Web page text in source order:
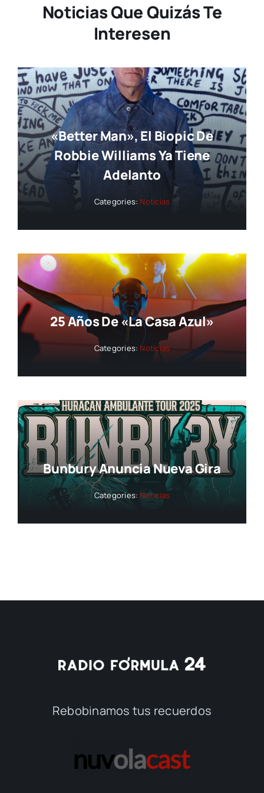
Noticias Que Quizás Te
Interesen
«Better Man», El Biopic De
Robbie Williams Ya Tiene
Adelanto
Categories: Noticias
25 Años De «La Casa Azul»
Categories: Noticias
Bunbury Anuncia Nueva Gira
Categories: Noticias
Rebobinamos tus recuerdos